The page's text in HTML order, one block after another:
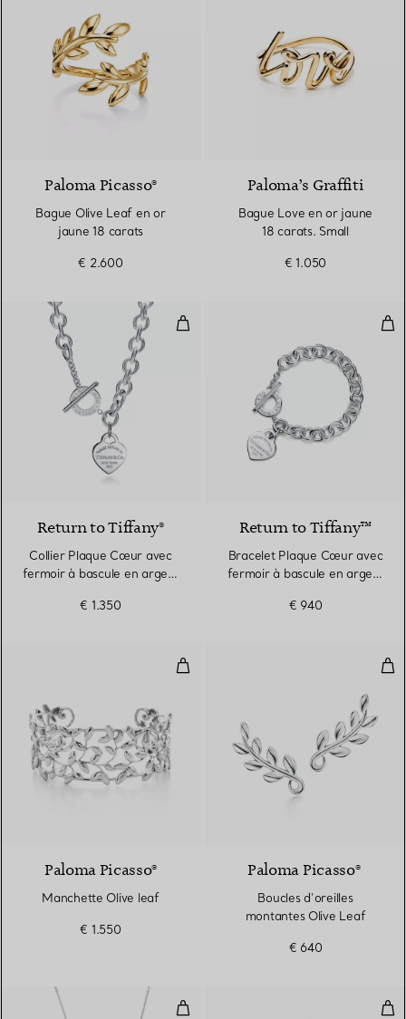
Paloma Picasso®
Bague Olive Leaf en or
jaune 18 carats
€ 2.600
Paloma’s Graffiti
Bague Love en or jaune
18 carats. Small
€ 1.050
Collier Plaque Cœur avec
Return to Tiffany®
Collier Plaque Cœur avec
fermoir à bascule en argent
€ 1.350
Return to Tiffany™
Bracelet Plaque Cœur avec
fermoir à bascule en argent
€ 940
Manchette Olive leaf
Paloma Picasso®
Manchette Olive leaf
€ 1.550
Paloma Picasso®
Boucles d’oreilles
montantes Olive Leaf
€ 640
Pendentif Open Heart